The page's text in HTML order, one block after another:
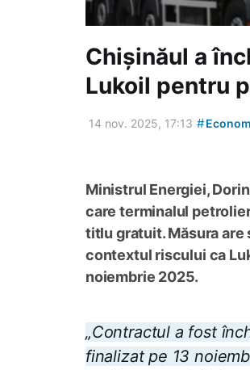
Chișinăul a
Lukoil pentru
14 nov. 2025, 17:13 #
Ministrul Energiei,
care terminalul
titlu gratuit. Măsura are
contextul riscului ca
noiembrie 2025.
„Contractul a fost
finalizat pe 13